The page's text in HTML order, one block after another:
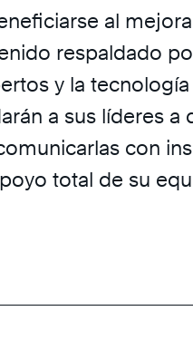
al
respaldado
y la
a sus líderes a
con
total de su